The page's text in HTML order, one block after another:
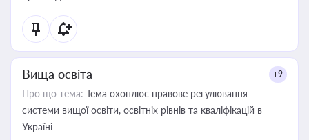
Вища освіта +9
Про що тема: Тема охоплює правове регулювання
системи вищої освіти, освітніх рівнів та кваліфікацій в
Україні